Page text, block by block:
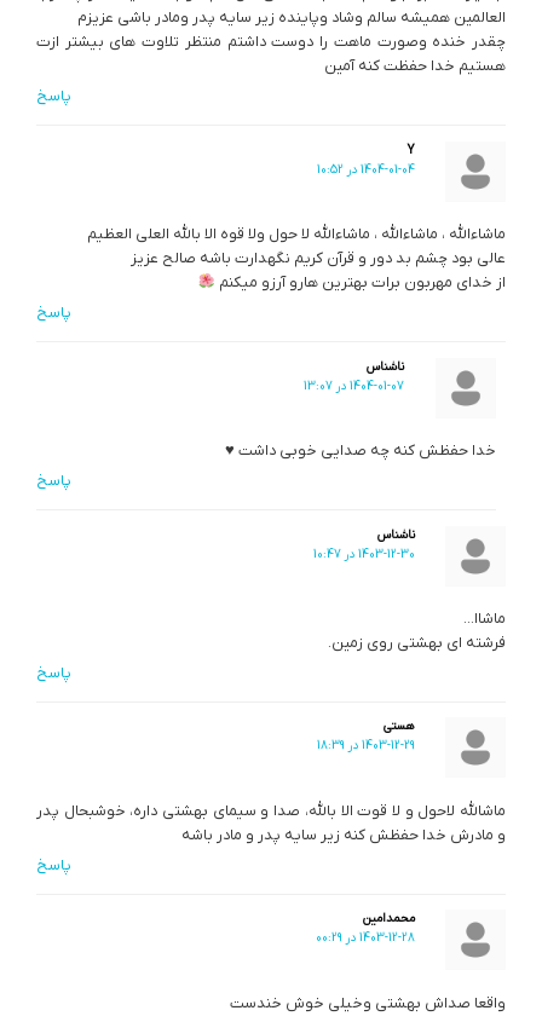
العالمین همیشه سالم وشاد وپاینده زیر سایه پدر ومادر باشی عزیزم
چقدر خنده وصورت ماهت را دوست داشتم منتظر تلاوت های بیشتر ازت
هستیم خدا حفظت کنه آمین
پاسخ
Y
1404-01-04 در 10:52
ماشاءالله ، ماشاءالله ، ماشاءالله لا حول ولا قوه الا بالله العلی العظیم
عالی بود چشم بد دور و قرآن کریم نگهدارت باشه صالح عزیز
از خدای مهربون برات بهترین هارو آرزو میکنم
پاسخ
ناشناس
1404-01-07 در 13:07
خدا حفظش کنه چه صدایی خوبی داشت ♥️
پاسخ
ناشناس
1403-12-30 در 10:47
ماشاا…
فرشته ای بهشتی روی زمین.
پاسخ
هستی
1403-12-29 در 18:39
ماشالله لاحول و لا قوت الا بالله، صدا و سیمای بهشتی داره، خوشبحال پدر
و مادرش خدا حفظش کنه زیر سایه پدر و مادر باشه
پاسخ
محمدامین
1403-12-28 در 00:29
واقعا صداش بهشتی وخیلی خوش خندست